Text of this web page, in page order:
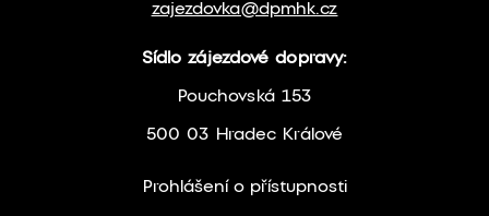
zajezdovka@dpmhk.cz
Sídlo zájezdové dopravy:
Pouchovská 153
500 03 Hradec Králové
Prohlášení o přístupnosti